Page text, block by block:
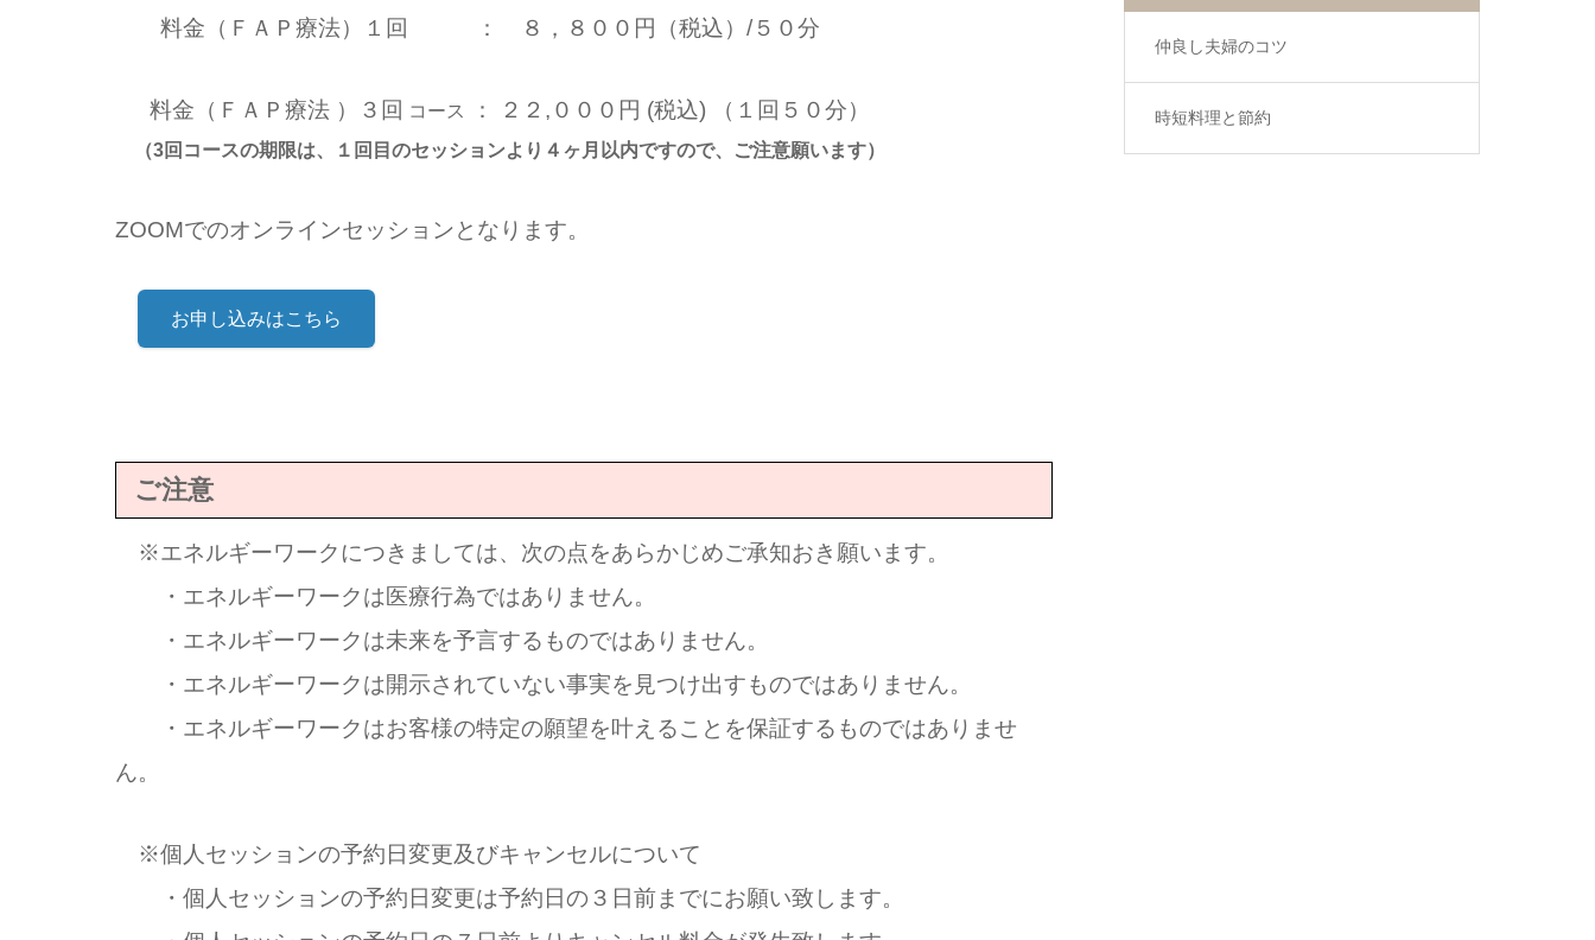
料金（ＦＡＰ療法）１回 ： ８，８００円（税込）/５０分
料金（ＦＡＰ療法 ）３回 コース ： ２２,０００円 (税込) （１回５０分）
（3回コースの期限は、１回目のセッションより４ヶ月以内ですので、ご注意願います）
ZOOMでのオンラインセッションとなります。
お申し込みはこちら
ご注意
※エネルギーワークにつきましては、次の点をあらかじめご承知おき願います。
・エネルギーワークは医療行為ではありません。
・エネルギーワークは未来を予言するものではありません。
・エネルギーワークは開示されていない事実を見つけ出すものではありません。
・エネルギーワークはお客様の特定の願望を叶えることを保証するものではありませ
ん。
※個人セッションの予約日変更及びキャンセルについて
・個人セッションの予約日変更は予約日の３日前までにお願い致します。
仲良し夫婦のコツ
時短料理と節約